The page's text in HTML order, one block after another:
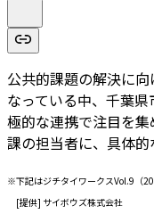
公共的課題の解決に
なっている中、千葉
極的な連携で注目を
課の担当者に、具体的
※下記はジチタイワークスVol.9（
[提供] サイボウズ株式会社